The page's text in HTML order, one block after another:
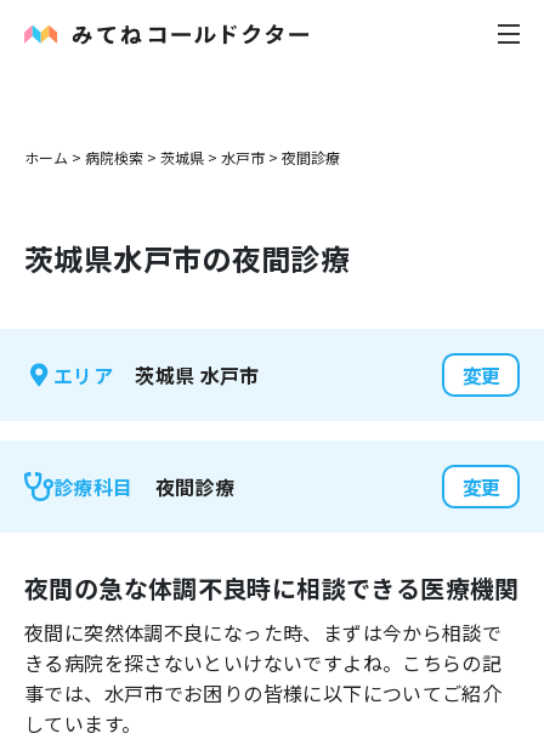
内科
花粉症
感染症
よくあるご質問
ホーム > 病院検索 > 茨城県 > 水戸市 > 夜間診療
茨城県水戸市の夜間診療
エリア 茨城県 水戸市 変更
診療科目 夜間診療 変更
夜間の急な体調不良時に相談できる医療機関
夜間に突然体調不良になった時、まずは今から相談で
きる病院を探さないといけないですよね。こちらの記
事では、 水戸市でお困りの皆様に以下についてご紹介
しています。